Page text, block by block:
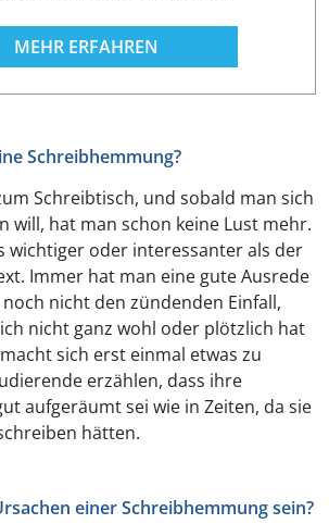
MEHR ERFAHREN
Schreibhemmung?
Schreibtisch, und sobald man sich
will, hat man schon keine Lust mehr.
wichtiger oder interessanter als der
Immer hat man eine gute Ausrede
nicht den zündenden Einfall,
nicht ganz wohl oder plötzlich hat
sich erst einmal etwas zu
erzählen, dass ihre
aufgeräumt sei wie in Zeiten, da sie
hätten.
einer Schreibhemmung sein?